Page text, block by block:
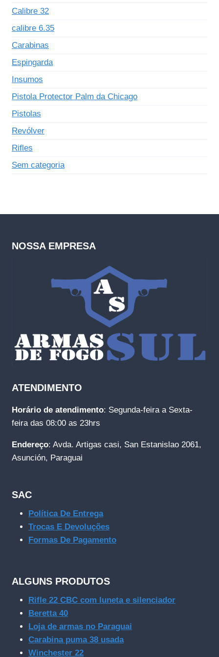
Calibre 32
calibre 6.35
Carabinas
Espingarda
Insumos
Pistola Protector Palm da Chicago
Pistolas
Revólver
Rifles
Sem categoria
NOSSA EMPRESA
ATENDIMENTO
Horário de atendimento: Segunda-feira a Sexta-
feira das 08:00 as 23hrs
Endereço: Avda. Artigas casi, San Estanislao 2061,
Asunción, Paraguai
SAC
Política De Entrega
Trocas E Devoluções
Formas De Pagamento
ALGUNS PRODUTOS
Rifle 22 CBC com luneta e silenciador
Beretta 40
Loja de armas no Paraguai
Carabina puma 38 usada
Winchester 22